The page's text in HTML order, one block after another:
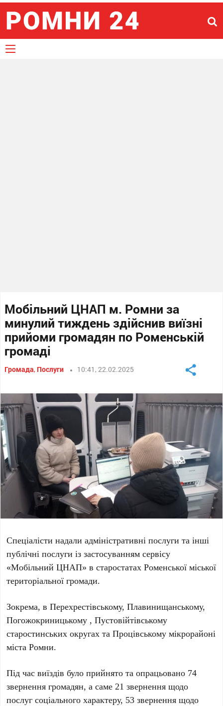
Мобільний ЦНАП м. Ромни за
минулий тиждень здійснив виїзні
прийоми громадян по Роменській
громаді
Громада, Послуги 10:41, 22.02.2025
Спеціалісти надали адміністративні послуги та інші
публічні послуги із застосуванням сервісу
«Мобільний ЦНАП» в старостатах Роменської міської
територіальної громади.
Зокрема, в Перехрестівському, Плавинищанському,
Погожокриницькому , Пустовійтівському
старостинських округах та Процівському мікрорайоні
міста Ромни.
Під час виїздів було прийнято та опрацьовано 74
звернення громадян, а саме 21 звернення щодо
послуг соціального характеру, 53 звернення щодо